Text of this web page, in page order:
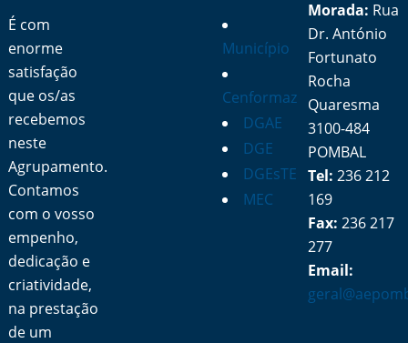
É com
enorme
satisfação
que os/as
recebemos
neste
Agrupamento.
Contamos
com o vosso
empenho,
dedicação e
criatividade,
na prestação
de um
Município
Cenformaz
DGAE
DGE
DGEsTE
MEC
Morada: Rua
Dr. António
Fortunato
Rocha
Quaresma
3100-484
POMBAL
Tel: 236 212
169
Fax: 236 217
277
Email: